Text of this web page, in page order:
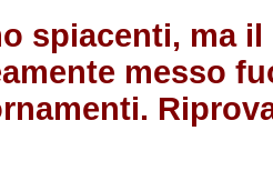
spiacenti, ma
messo